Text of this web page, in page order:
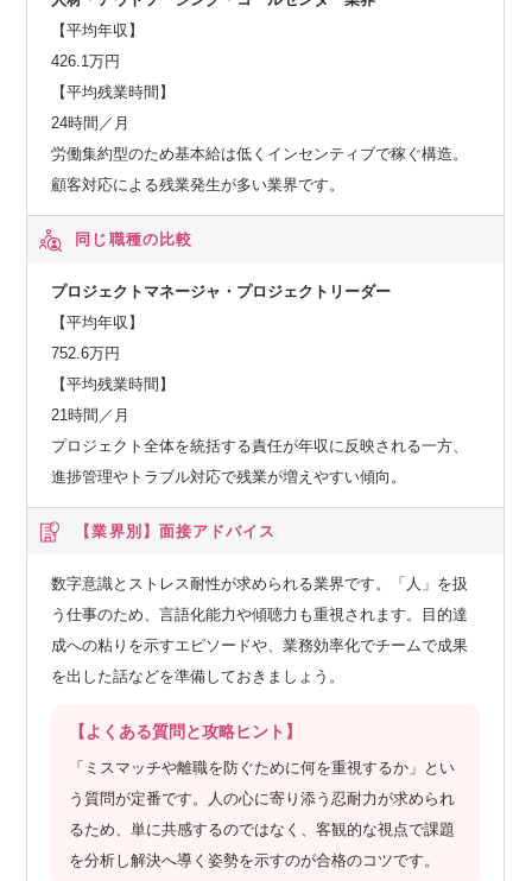
【平均年収】
426.1万円
【平均残業時間】
24時間／月
労働集約型のため基本給は低くインセンティブで稼ぐ構造。
顧客対応による残業発生が多い業界です。
同じ職種の比較
プロジェクトマネージャ・プロジェクトリーダー
【平均年収】
752.6万円
【平均残業時間】
21時間／月
プロジェクト全体を統括する責任が年収に反映される一方、
進捗管理やトラブル対応で残業が増えやすい傾向。
【業界別】 面接アドバイス
数字意識とストレス耐性が求められる業界です。「人」を扱
う仕事のため、言語化能力や傾聴力も重視されます。目的達
成への粘りを示すエピソードや、業務効率化でチームで成果
を出した話などを準備しておきましょう。
【よくある質問と攻略ヒント】
「ミスマッチや離職を防ぐために何を重視するか」とい
う質問が定番です。人の心に寄り添う忍耐力が求められ
るため、単に共感するのではなく、客観的な視点で課題
を分析し解決へ導く姿勢を示すのが合格のコツです。